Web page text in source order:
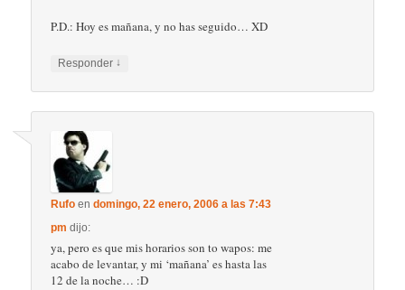
P.D.: Hoy es mañana, y no has seguido… XD
Responder ↓
Rufo endomingo, 22 enero, 2006 a las 7:43
pm dijo:
ya, pero es que mis horarios son to wapos: me
acabo de levantar, y mi ‘mañana’ es hasta las
12 de la noche… :D